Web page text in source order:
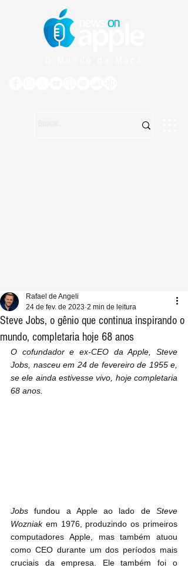
Steve Jobs, o gênio que continua inspirando o
mundo, completaria hoje 68 anos
Rafael de Angeli
24 de fev. de 2023 2 min de leitura
O cofundador e ex-CEO da Apple, Steve
Jobs, nasceu em 24 de fevereiro de 1955 e,
se ele ainda estivesse vivo, hoje completaria
68 anos.
Jobs fundou a Apple ao lado de Steve
Wozniak em 1976, produzindo os primeiros
computadores Apple, mas também atuou
como CEO durante um dos períodos mais
cruciais da empresa. Ele também foi o